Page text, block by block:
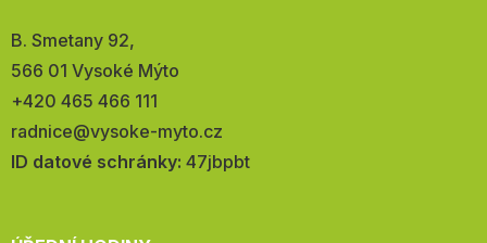
Adresa:
B. Smetany 92,
566 01 Vysoké Mýto
Telefon:
+420 465 466 111
E-
mail:
radnice@vysoke-myto.cz
ID datové schránky: 47jbpbt